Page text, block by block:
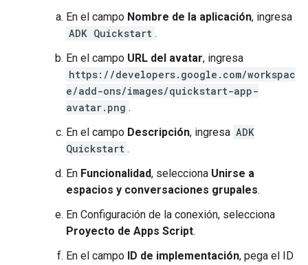
En el campo Nombre de la aplicación, ingresa
ADK Quickstart .
En el campo URL del avatar, ingresa
https://developers.google.com/workspac
e/add-ons/images/quickstart-app-
avatar.png .
En el campo Descripción, ingresa ADK
Quickstart .
En Funcionalidad, selecciona Unirse a
espacios y conversaciones grupales.
En Configuración de la conexión, selecciona
Proyecto de Apps Script.
En el campo ID de implementación, pega el ID